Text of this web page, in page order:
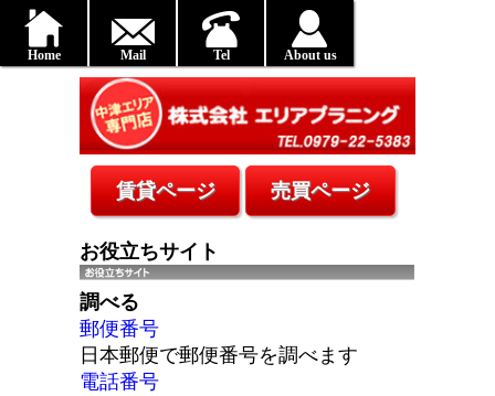
Home Mail Tel About us
お役立ちサイト
調べる
郵便番号
日本郵便で郵便番号を調べます
電話番号